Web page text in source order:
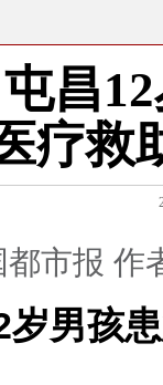
屯昌
疗救
市报 作
男孩